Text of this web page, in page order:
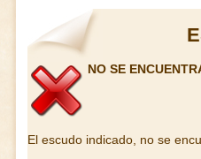
NO SE
El escudo indicado, no se